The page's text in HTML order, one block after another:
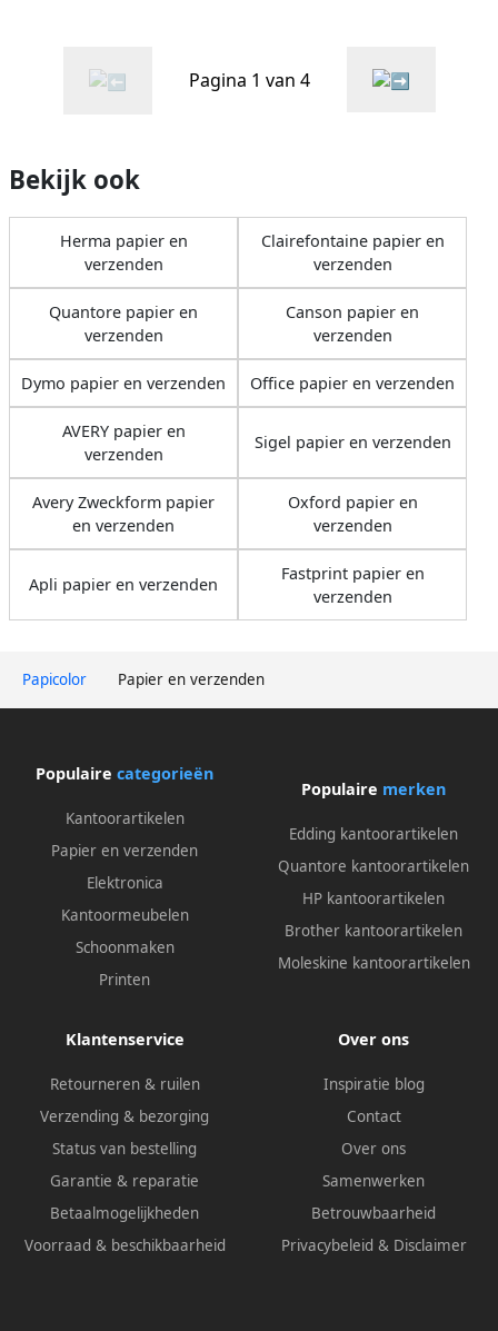
Papicolor Papier en verzenden
Pagina 1 van 4
Bekijk ook
Herma papier en
verzenden
Clairefontaine papier en
verzenden
Quantore papier en
verzenden
Canson papier en
verzenden
Dymo papier en verzenden Office papier en verzenden
AVERY papier en
verzenden
Sigel papier en verzenden
Avery Zweckform papier
en verzenden
Oxford papier en
verzenden
Apli papier en verzenden
Fastprint papier en
verzenden
Populaire categorieën
Kantoorartikelen
Papier en verzenden
Elektronica
Kantoormeubelen
Schoonmaken
Printen
Populaire merken
Edding kantoorartikelen
Quantore kantoorartikelen
HP kantoorartikelen
Brother kantoorartikelen
Moleskine kantoorartikelen
Klantenservice
Retourneren & ruilen
Verzending & bezorging
Status van bestelling
Garantie & reparatie
Betaalmogelijkheden
Voorraad & beschikbaarheid
Over ons
Inspiratie blog
Contact
Over ons
Samenwerken
Betrouwbaarheid
Privacybeleid & Disclaimer